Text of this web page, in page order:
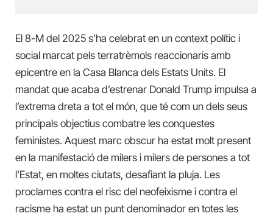
El 8-M del 2025 s’ha celebrat en un context polític i
social marcat pels terratrèmols reaccionaris amb
epicentre en la Casa Blanca dels Estats Units. El
mandat que acaba d’estrenar Donald Trump impulsa a
l’extrema dreta a tot el món, que té com un dels seus
principals objectius combatre les conquestes
feministes. Aquest marc obscur ha estat molt present
en la manifestació de milers i milers de persones a tot
l’Estat, en moltes ciutats, desafiant la pluja. Les
proclames contra el risc del neofeixisme i contra el
racisme ha estat un punt denominador en totes les